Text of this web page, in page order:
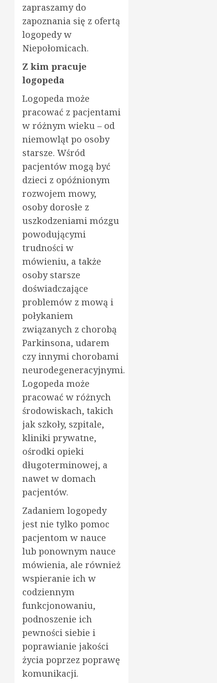
zapraszamy do
zapoznania się z ofertą
logopedy w
Niepołomicach.
Z kim pracuje
logopeda
Logopeda może
pracować z pacjentami
w różnym wieku – od
niemowląt po osoby
starsze. Wśród
pacjentów mogą być
dzieci z opóźnionym
rozwojem mowy,
osoby dorosłe z
uszkodzeniami mózgu
powodującymi
trudności w
mówieniu, a także
osoby starsze
doświadczające
problemów z mową i
połykaniem
związanych z chorobą
Parkinsona, udarem
czy innymi chorobami
neurodegeneracyjnymi.
Logopeda może
pracować w różnych
środowiskach, takich
jak szkoły, szpitale,
kliniki prywatne,
ośrodki opieki
długoterminowej, a
nawet w domach
pacjentów.
Zadaniem logopedy
jest nie tylko pomoc
pacjentom w nauce
lub ponownym nauce
mówienia, ale również
wspieranie ich w
codziennym
funkcjonowaniu,
podnoszenie ich
pewności siebie i
poprawianie jakości
życia poprzez poprawę
komunikacji.